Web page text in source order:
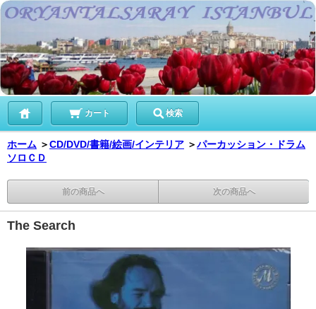
カート 検索
ホーム ＞CD/DVD/書籍/絵画/インテリア ＞パーカッション・ドラム
ソロＣＤ
前の商品へ 次の商品へ
The Search